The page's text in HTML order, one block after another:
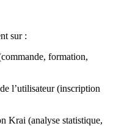
sur :
formation,
l’utilisateur (inscription
Krai (analyse statistique,